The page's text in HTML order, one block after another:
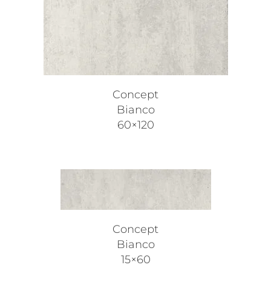
Concept
Bianco
60×120
Concept
Bianco
15×60